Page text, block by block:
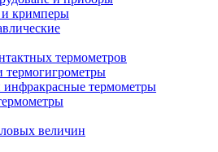
кримперы
термометров
термогигрометры
термометры
величин